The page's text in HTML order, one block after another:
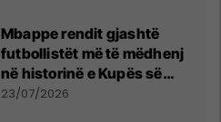
Mbappe rendit gjashtë
futbollistët më të mëdhenj
në historinë e Kupës së
Botës, Messi mbetet i dyti
23/07/2026